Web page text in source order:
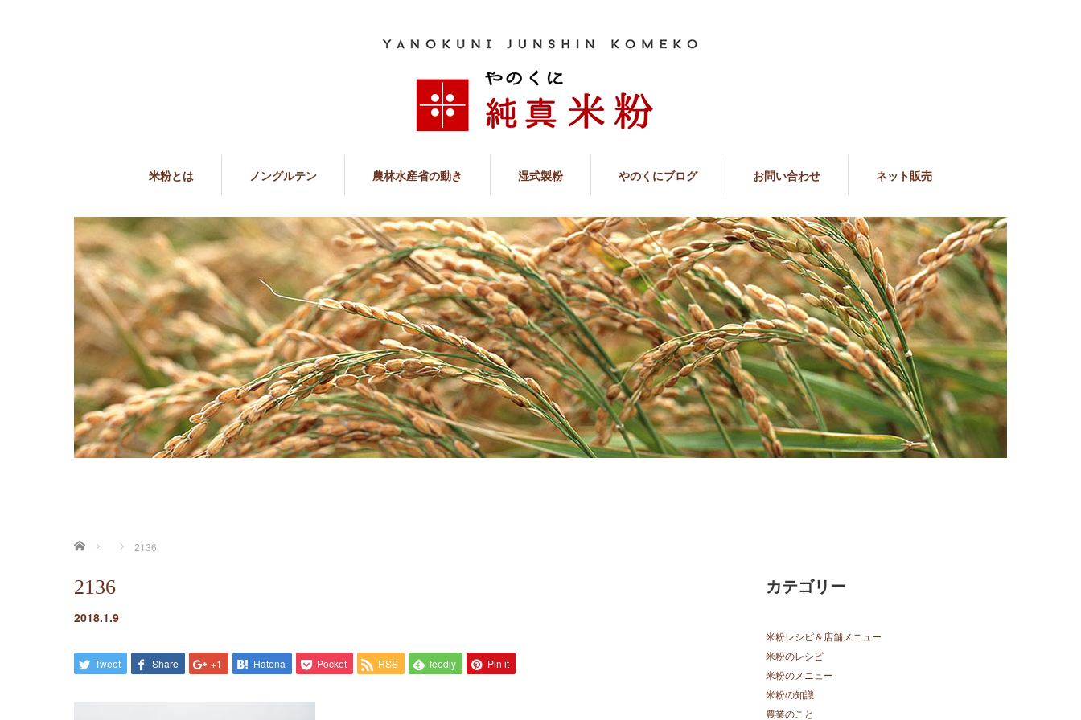
米粉とは ノングルテン 農林水産省の動き 湿式製粉 やのくにブログ お問い合わせ ネット販売
ホーム 2136
2136
2018.1.9
Tweet Share +1 Hatena Pocket RSS feedly Pin it
カテゴリー
米粉レシピ＆店舗メニュー
米粉のレシピ
米粉のメニュー
米粉の知識
農業のこと